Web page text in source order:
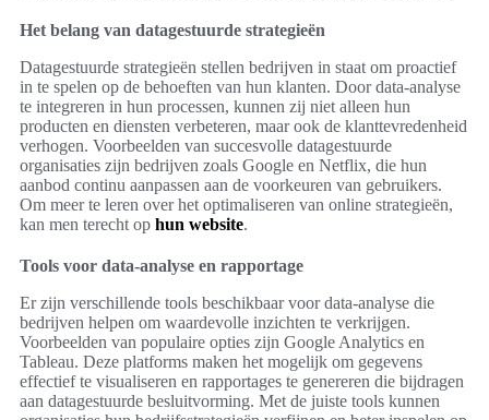
Het belang van datagestuurde strategieën
Datagestuurde strategieën stellen bedrijven in staat om proactief
in te spelen op de behoeften van hun klanten. Door data-analyse
te integreren in hun processen, kunnen zij niet alleen hun
producten en diensten verbeteren, maar ook de klanttevredenheid
verhogen. Voorbeelden van succesvolle datagestuurde
organisaties zijn bedrijven zoals Google en Netflix, die hun
aanbod continu aanpassen aan de voorkeuren van gebruikers.
Om meer te leren over het optimaliseren van online strategieën,
kan men terecht op hun website.
Tools voor data-analyse en rapportage
Er zijn verschillende tools beschikbaar voor data-analyse die
bedrijven helpen om waardevolle inzichten te verkrijgen.
Voorbeelden van populaire opties zijn Google Analytics en
Tableau. Deze platforms maken het mogelijk om gegevens
effectief te visualiseren en rapportages te genereren die bijdragen
aan datagestuurde besluitvorming. Met de juiste tools kunnen